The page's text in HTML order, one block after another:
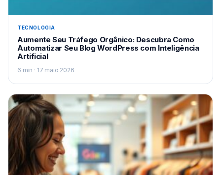
TECNOLOGIA
Aumente Seu Tráfego Orgânico: Descubra Como
Automatizar Seu Blog WordPress com Inteligência
Artificial
6 min · 17 maio 2026